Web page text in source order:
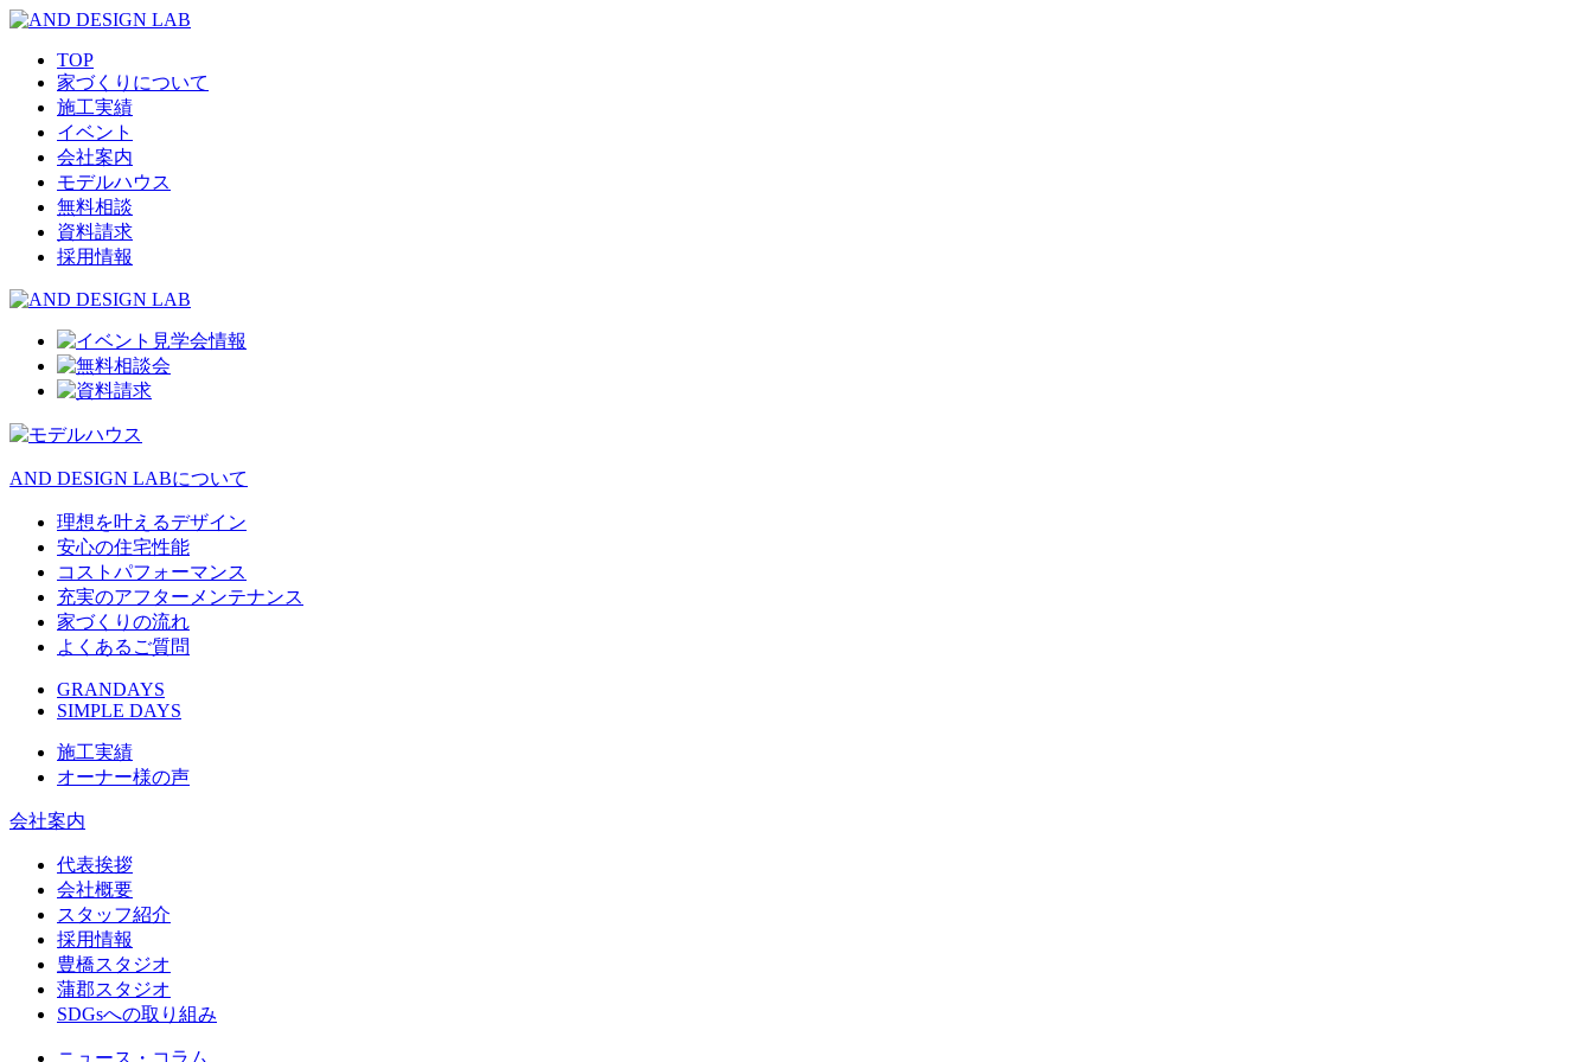
TOP
家づくりについて
施工実績
イベント
会社案内
モデルハウス
無料相談
資料請求
採用情報
AND DESIGN LABについて
理想を叶えるデザイン
安心の住宅性能
コストパフォーマンス
充実のアフターメンテナンス
家づくりの流れ
よくあるご質問
GRANDAYS
SIMPLE DAYS
施工実績
オーナー様の声
会社案内
代表挨拶
会社概要
スタッフ紹介
採用情報
豊橋スタジオ
蒲郡スタジオ
SDGsへの取り組み
ニュース・コラム